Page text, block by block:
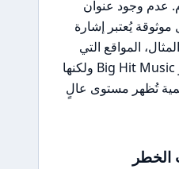
عدم وجود عنوان
يُعتبر إشارة
المواقع التي
تدعي أنها تابعة لـ BTS أو Big Hit Music ولكنها
تُظهر مستوى عالٍ